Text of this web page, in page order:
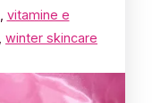
vitamine e
winter skincare